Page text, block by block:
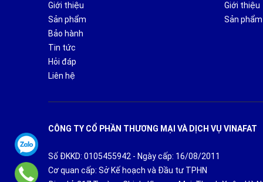
Giới thiệu
Sản phẩm
Bảo hành
Tin tức
Hỏi đáp
Liên hệ
Giới thiệu
Sản phẩm
CÔNG TY CỔ PHẦN THƯƠNG MẠI VÀ DỊCH VỤ VINAFAT
Số ĐKKD: 0105455942 - Ngày cấp: 16/08/2011
Cơ quan cấp: Sở Kế hoạch và Đầu tư TPHN